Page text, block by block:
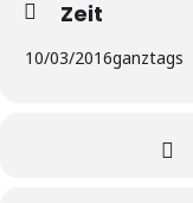
Zeit
10/03/2016ganztags